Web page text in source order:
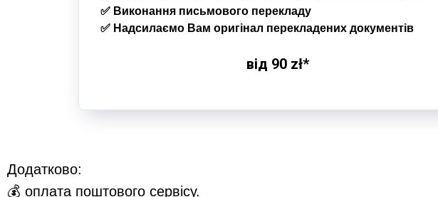
✅ Виконання письмового перекладу
✅ Надсилаємо Вам оригінал перекладених документів
від 90 zł*
Додатково:
💰 оплата поштового сервісу.